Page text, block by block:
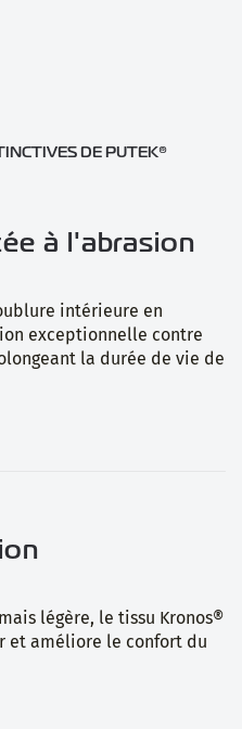
DE PUTEK®
à l'abrasion
intérieure en
exceptionnelle contre
la durée de vie de
légère, le tissu Kronos®
et améliore le confort du